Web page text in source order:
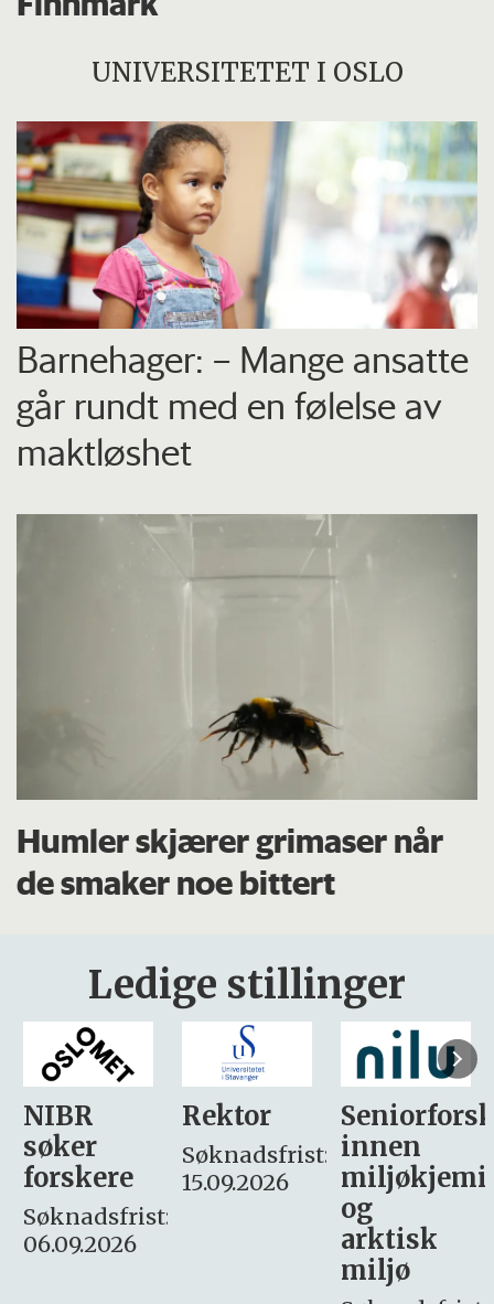
UNIVERSITETET I OSLO
Barnehager: – Mange ansatte
går rundt med en følelse av
maktløshet
Humler skjærer grimaser når
de smaker noe bittert
Ledige stillinger
Rektor
Søknadsfrist:
15.09.2026
Seniorforsker
innen
miljøkjemi
søker
– fast
Søknadsfrist:
16. august.